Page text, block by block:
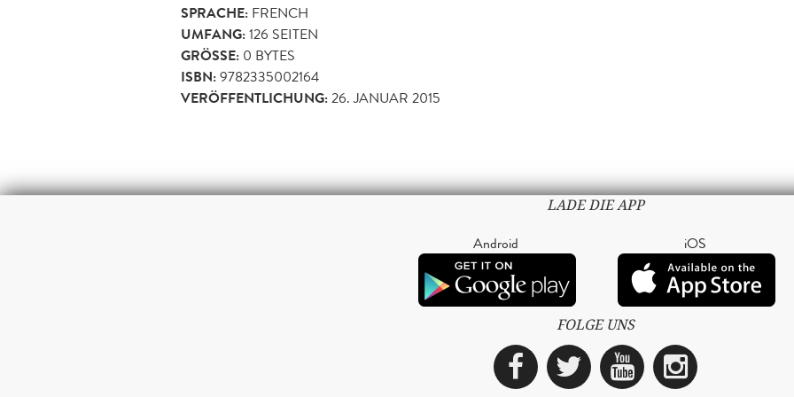
SPRACHE: FRENCH
UMFANG:126 SEITEN
GRÖSSE: 0 BYTES
ISBN:9782335002164
VERÖFFENTLICHUNG:26. JANUAR 2015
LADE DIE APP
Android iOS
FOLGE UNS
Facebook
TwitterYouTube